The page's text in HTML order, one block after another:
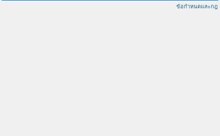
ข้อกำหนดและกฎ